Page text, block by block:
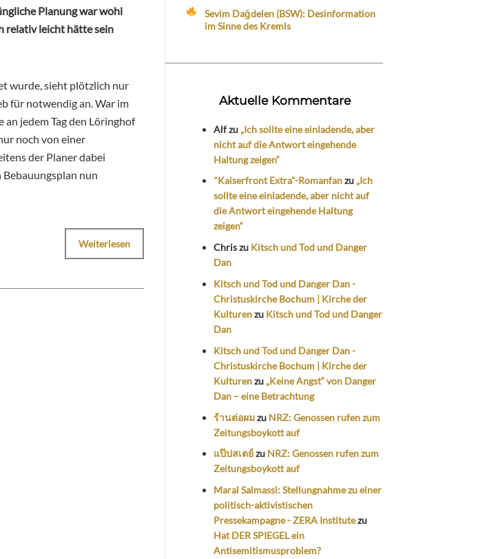
Planung war wohl
relativ leicht hätte sein
wurde, sieht plötzlich nur
für notwendig an. War im
an jedem Tag den Löringhof
noch von einer
der Planer dabei
Bebauungsplan nun
Weiterlesen
Sevim Dağdelen (BSW): Desinformation
im Sinne des Kremls
Aktuelle Kommentare
Alfzu „Ich sollte eine einladende, aber
nicht auf die Antwort eingehende
Haltung zeigen“
"Kaiserfront Extra"-Romanfanzu „Ich
sollte eine einladende, aber nicht auf
die Antwort eingehende Haltung
zeigen“
Chriszu Kitsch und Tod und Danger
Dan
Kitsch und Tod und Danger Dan -
Christuskirche Bochum | Kirche der
Kulturenzu Kitsch und Tod und Danger
Dan
Kitsch und Tod und Danger Dan -
Christuskirche Bochum | Kirche der
Kulturenzu „Keine Angst“ von Danger
Dan – eine Betrachtung
ร้านต่อผมzu NRZ: Genossen rufen zum
Zeitungsboykott auf
แป๊ปสเตย์zu NRZ: Genossen rufen zum
Zeitungsboykott auf
Maral Salmassi: Stellungnahme zu einer
politisch-aktivistischen
Pressekampagne - ZERA Institutezu
Hat DER SPIEGEL ein
Antisemitismusproblem?